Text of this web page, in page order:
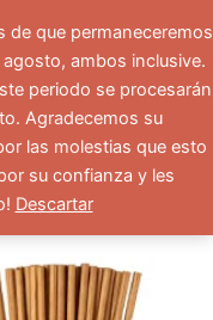
que permaneceremos
ambos inclusive.
periodo se procesarán
Agradecemos su
las molestias que esto
su confianza y les
Descartar
Menu Productos
Cesta